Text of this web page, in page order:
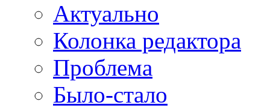
Актуально
Колонка редактора
Проблема
Было-стало